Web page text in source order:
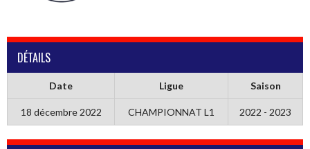
DÉTAILS
Date Ligue Saison
18 décembre 2022 CHAMPIONNAT L1 2022 - 2023